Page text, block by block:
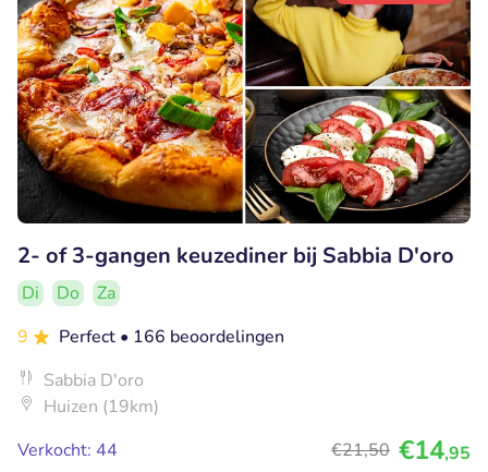
2- of 3-gangen keuzediner bij Sabbia D'oro
Di Do
Za
9
Perfect • 166 beoordelingen
Sabbia D'oro
Huizen (19km)
Verkocht: 44
€21,50 €14,95